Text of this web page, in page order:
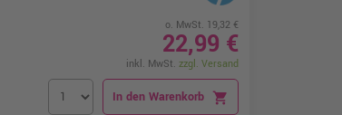
o. MwSt. 19,32 €
22,99 €
inkl. MwSt. zzgl. Versand
In den Warenkorb shopping_cart